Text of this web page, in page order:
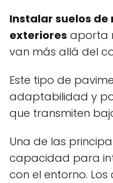
Instalar suelos
exteriores aporta
van más allá del
Este tipo de
adaptabilidad y
que transmiten
Una de las
capacidad para
con el entorno.